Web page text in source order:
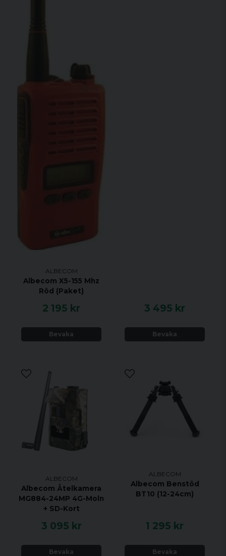
ALBECOM
Albecom X5-155 Mhz
Röd (Paket)
2 195 kr
Bevaka
3 495 kr
Bevaka
ALBECOM
Albecom Åtelkamera
MG884-24MP 4G-Moln
+ SD-Kort
3 095 kr
Bevaka
ALBECOM
Albecom Benstöd
BT10 (12-24cm)
1 295 kr
Bevaka